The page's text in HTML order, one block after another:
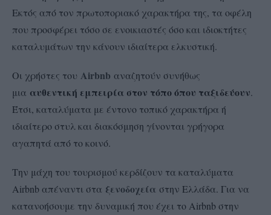
Εκτός από τον πρωτοποριακό χαρακτήρα της, τα οφέλη
που προσφέρει τόσο σε ενοικιαστές όσο και ιδιοκτήτες
καταλυμάτων την κάνουν ιδιαίτερα ελκυστική.
Οι χρήστες του Airbnb αναζητούν συνήθως
μια αυθεντική εμπειρία στον τόπο όπου ταξιδεύουν.
Έτσι, καταλύματα με έντονο τοπικό χαρακτήρα ή
ιδιαίτερο στυλ και διακόσμηση γίνονται γρήγορα
αγαπητά από το κοινό.
Την μάχη του τουρισμού κερδίζουν τα καταλύματα
Airbnb απέναντι στα ξενοδοχεία στην Ελλάδα. Για να
κατανοήσουμε την δυναμική που έχει το Airbnb στην